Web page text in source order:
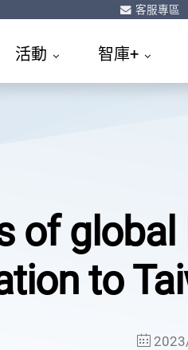
客服專區
活動 智庫+
of global
to